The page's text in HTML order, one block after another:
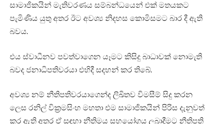
සාමාජිකයින් මැතිවරණය සම්බන්ධයෙන් එක් මතයකට
පැමිණිය යුතු අතර ඊට අවශ්‍ය නිදහස කොමිසමට බාර දී ඇති
බවය.
එය ස්වාධීනව පවත්වාගෙන යෑමට කිසිදු බාධාවක් නොමැති
බවද ජනාධිපතිවරයා එහිදී සදහන් කර තිබේ.
අවශ්‍ය නම් නීතිපතිවරයාගෙන්ද ලිඛිතව විමසීම් සිදු කරන
ලෙස රනිල් වික්‍රමසිංහ මහතා එම සාමාජිකයින් පිරිස දැනුවත්
කර ඇති අතර ඒ සඳහා නීතිමය සහයෝගය ලබාදීමට නීතිපති